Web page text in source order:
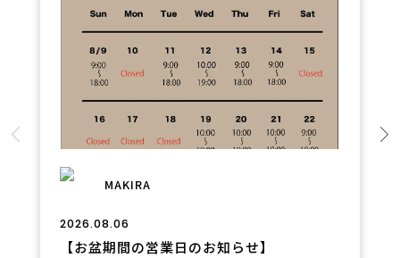
MAKIRA
2026.08.06
【お盆期間の営業日のお知らせ】